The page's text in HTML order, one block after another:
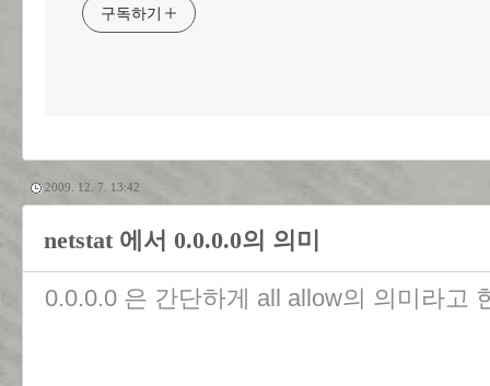
구독하기
2009. 12. 7. 13:42
netstat 에서 0.0.0.0의 의미
0.0.0.0 은 간단하게 all allow의 의미라고